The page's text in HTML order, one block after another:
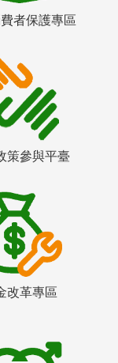
者保護專區
策參與平臺
改革專區